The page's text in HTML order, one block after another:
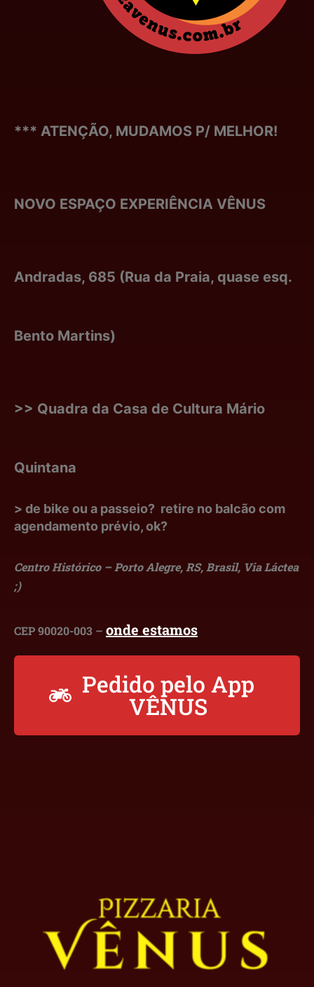
*** ATENÇÃO, MUDAMOS P/ MELHOR!
NOVO ESPAÇO EXPERIÊNCIA VÊNUS
Andradas, 685 (Rua da Praia, quase esq.
Bento Martins)
>> Quadra da Casa de Cultura Mário
Quintana
> de bike ou a passeio? retire no balcão com
agendamento prévio, ok?
Centro Histórico – Porto Alegre, RS, Brasil, Via Láctea
;)
CEP 90020-003 – onde estamos
Pedido pelo App
VÊNUS